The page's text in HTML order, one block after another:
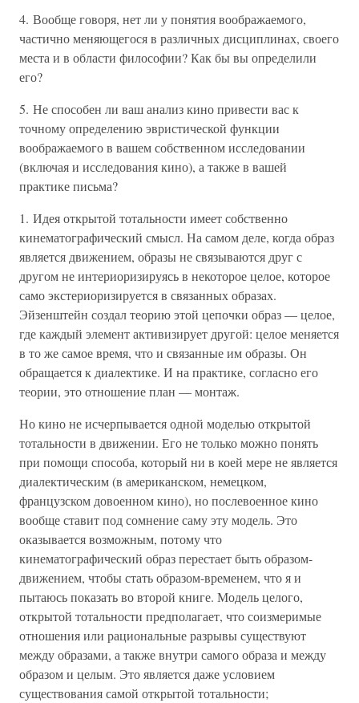
4. Вообще говоря, нет ли у понятия воображаемого,
частично меняющегося в различных дисциплинах, своего
места и в области философии? Как бы вы определили
его?
5. Не способен ли ваш анализ кино привести вас к
точному определению эвристической функции
воображаемого в вашем собственном исследовании
(включая и исследования кино), а также в вашей
практике письма?
1. Идея открытой тотальности имеет собственно
кинематографический смысл. На самом деле, когда образ
является движением, образы не связываются друг с
другом не интериоризируясь в некоторое целое, которое
само экстериоризируется в связанных образах.
Эйзенштейн создал теорию этой цепочки образ — целое,
где каждый элемент активизирует другой: целое меняется
в то же самое время, что и связанные им образы. Он
обращается к диалектике. И на практике, согласно его
теории, это отношение план — монтаж.
Но кино не исчерпывается одной моделью открытой
тотальности в движении. Его не только можно понять
при помощи способа, который ни в коей мере не является
диалектическим (в американском, немецком,
французском довоенном кино), но послевоенное кино
вообще ставит под сомнение саму эту модель. Это
оказывается возможным, потому что
кинематографический образ перестает быть образом-
движением, чтобы стать образом-временем, что я и
пытаюсь показать во второй книге. Модель целого,
открытой тотальности предполагает, что соизмеримые
отношения или рациональные разрывы существуют
между образами, а также внутри самого образа и между
образом и целым. Это является даже условием
существования самой открытой тотальности;